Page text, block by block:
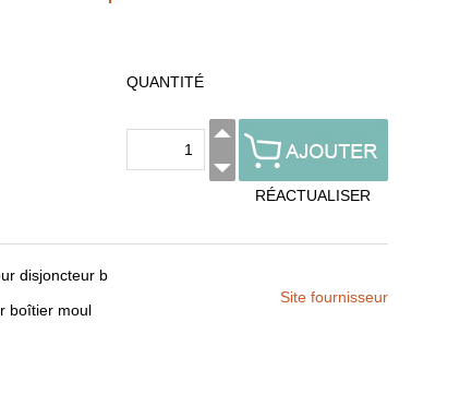
QUANTITÉ
RÉACTUALISER
disjoncteur b
boîtier moul
Site fournisseur